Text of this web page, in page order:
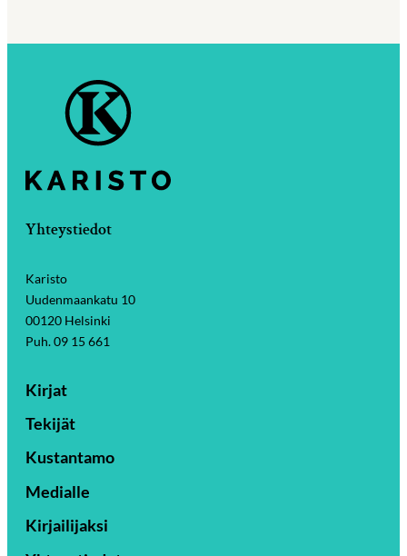
Yhteystiedot
Karisto
Uudenmaankatu 10
00120 Helsinki
Puh. 09 15 661
Kirjat
Tekijät
Kustantamo
Medialle
Kirjailijaksi